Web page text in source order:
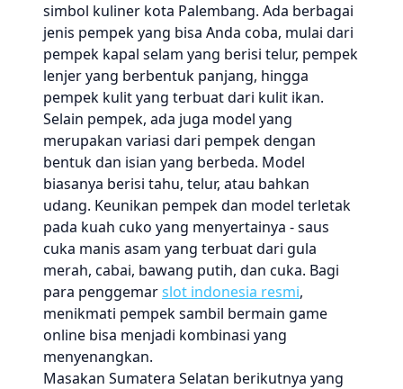
simbol kuliner kota Palembang. Ada berbagai
jenis pempek yang bisa Anda coba, mulai dari
pempek kapal selam yang berisi telur, pempek
lenjer yang berbentuk panjang, hingga
pempek kulit yang terbuat dari kulit ikan.
Selain pempek, ada juga model yang
merupakan variasi dari pempek dengan
bentuk dan isian yang berbeda. Model
biasanya berisi tahu, telur, atau bahkan
udang. Keunikan pempek dan model terletak
pada kuah cuko yang menyertainya - saus
cuka manis asam yang terbuat dari gula
merah, cabai, bawang putih, dan cuka. Bagi
para penggemarslot indonesia resmi,
menikmati pempek sambil bermain game
online bisa menjadi kombinasi yang
menyenangkan.
Masakan Sumatera Selatan berikutnya yang